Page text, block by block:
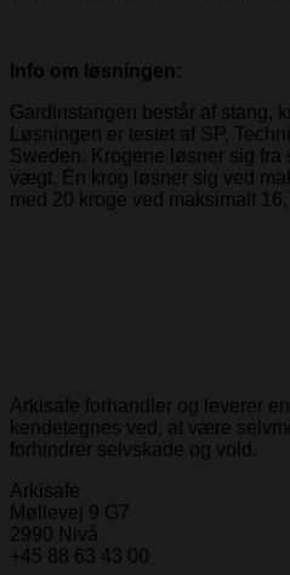
Info om løsningen:
Gardinstangen består af stang,
Løsningen er testet af SP,
Sweden. Krogene løsner sig fra
vægt. Én krog løsner sig ved
med 20 kroge ved maksimalt
Arkisafe forhandler og leverer
kendetegnes ved, at være
forhindrer selvskade og vold.
Arkisafe
Møllevej 9 G7
2990 Nivå
+45 88 63 43 00